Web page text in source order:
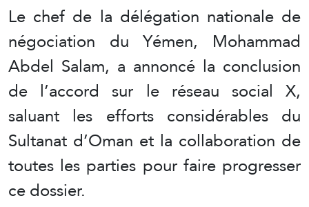
Le chef de la délégation nationale de
négociation du Yémen, Mohammad
Abdel Salam, a annoncé la conclusion
de l’accord sur le réseau social X,
saluant les efforts considérables du
Sultanat d’Oman et la collaboration de
toutes les parties pour faire progresser
ce dossier.